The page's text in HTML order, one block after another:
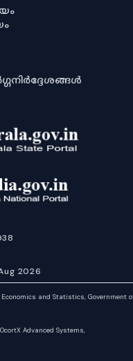
2026
and Statistics, Government
Advanced Systems,